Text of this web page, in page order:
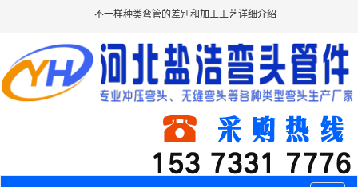
不一样种类弯管的差别和加工工艺详细介绍